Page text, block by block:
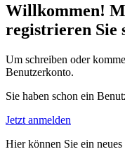
Willkommen!
registrieren Sie
Um schreiben oder
Benutzerkonto.
Sie haben schon ein
Jetzt anmelden
Hier können Sie ein